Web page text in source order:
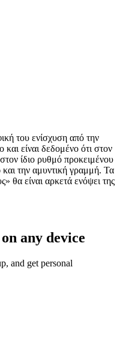
του ενίσχυση από την
και είναι δεδομένο ότι στον
ίδιο ρυθμό προκειμένου
την αμυντική γραμμή. Τα
θα είναι αρκετά ενόψει της
any device
and get personal